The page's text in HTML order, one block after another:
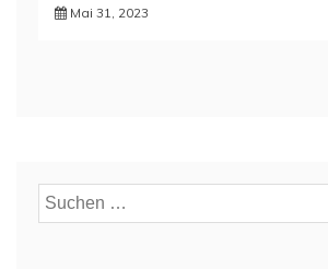
Mai 31, 2023
Suchen
nach: